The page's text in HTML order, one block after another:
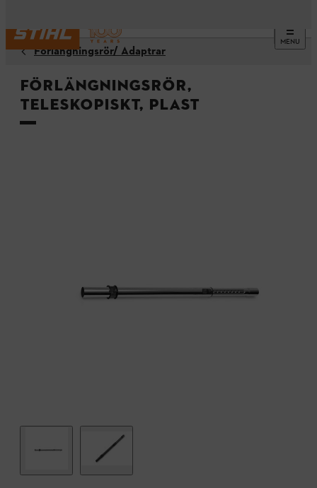
MENU
Förlängningsrör/ Adaptrar
Förlängningsrör,
teleskopiskt, plast